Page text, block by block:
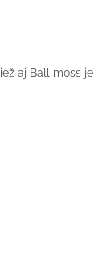
aj Ball moss je